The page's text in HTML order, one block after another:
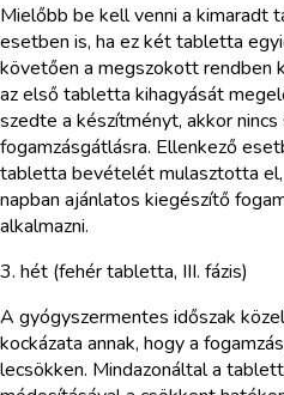
Mielőbb be kell venni a kimaradt
esetben is, ha ez két tabletta
követően a megszokott rendben
az első tabletta kihagyását
szedte a készítményt, akkor
fogamzásgátlásra. Ellenkező
tabletta bevételét mulasztotta
napban ajánlatos kiegészítő
alkalmazni.
3. hét (fehér tabletta, III. fázis)
A gyógyszermentes időszak
kockázata annak, hogy a
lecsökken. Mindazonáltal a